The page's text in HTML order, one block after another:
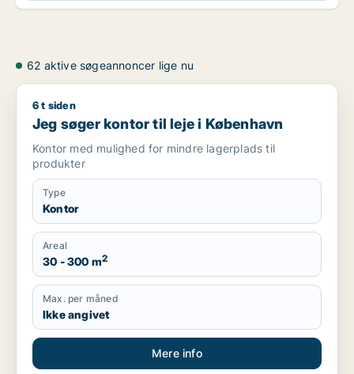
62 aktive søgeannoncer lige nu
Jeg søger kontor til leje i København
6 t siden
Jeg søger kontor til leje i København
Kontor med mulighed for mindre lagerplads til
produkter
Type
Kontor
Areal
30 - 300 m2
Max. per måned
Ikke angivet
Mere info